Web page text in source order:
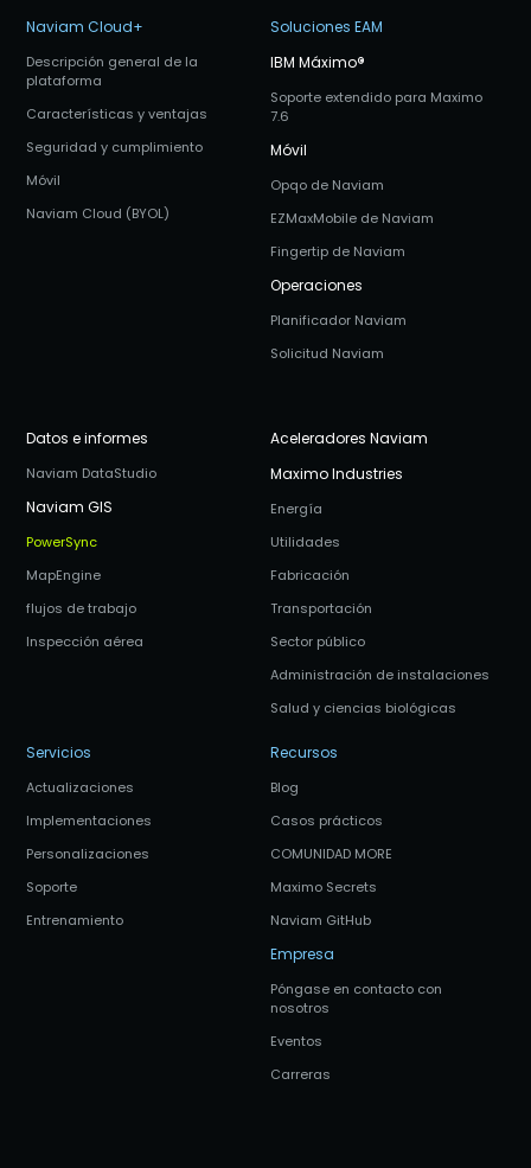
Naviam Cloud+
Descripción general de la
plataforma
Características y ventajas
Seguridad y cumplimiento
Móvil
Naviam Cloud (BYOL)
Soluciones EAM
IBM Máximo®
Soporte extendido para Maximo
7.6
Móvil
Opqo de Naviam
EZMaxMobile de Naviam
Fingertip de Naviam
Operaciones
Planificador Naviam
Solicitud Naviam
Datos e informes
Naviam DataStudio
Naviam GIS
PowerSync
MapEngine
flujos de trabajo
Inspección aérea
Aceleradores Naviam
Maximo Industries
Energía
Utilidades
Fabricación
Transportación
Sector público
Administración de instalaciones
Salud y ciencias biológicas
Servicios
Actualizaciones
Implementaciones
Personalizaciones
Soporte
Entrenamiento
Recursos
Blog
Casos prácticos
COMUNIDAD MORE
Maximo Secrets
Naviam GitHub
Empresa
Póngase en contacto con
nosotros
Eventos
Carreras